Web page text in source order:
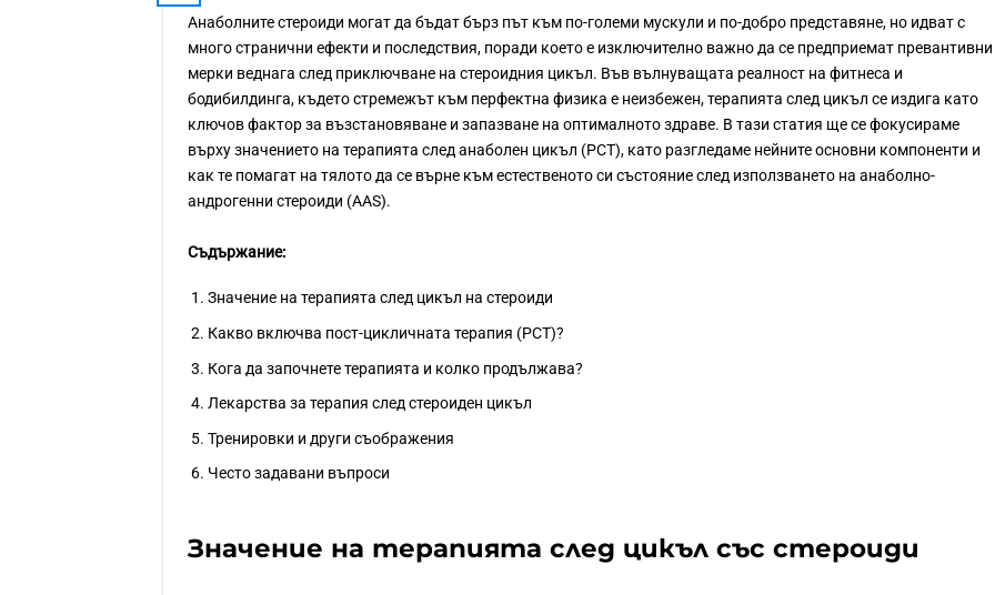
Анаболните стероиди могат да бъдат бърз път към по-големи мускули и по-добро представяне, но идват с
много странични ефекти и последствия, поради което е изключително важно да се предприемат превантивни
мерки веднага след приключване на стероидния цикъл. Във вълнуващата реалност на фитнеса и
бодибилдинга, където стремежът към перфектна физика е неизбежен, терапията след цикъл се издига като
ключов фактор за възстановяване и запазване на оптималното здраве. В тази статия ще се фокусираме
върху значението на терапията след анаболен цикъл (PCT), като разгледаме нейните основни компоненти и
как те помагат на тялото да се върне към естественото си състояние след използването на анаболно-
андрогенни стероиди (AAS).
Съдържание:
Значение на терапията след цикъл на стероиди
Какво включва пост-цикличната терапия (PCT)?
Кога да започнете терапията и колко продължава?
Лекарства за терапия след стероиден цикъл
Тренировки и други съображения
Често задавани въпроси
Значение на терапията след цикъл със стероиди